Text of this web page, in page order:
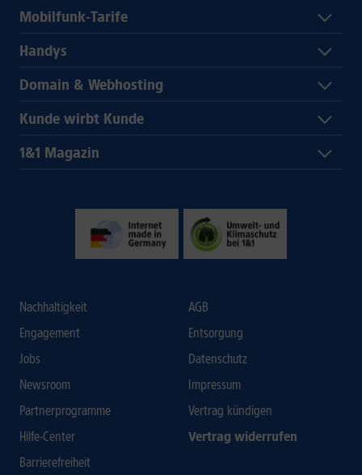
Mobilfunk-Tarife
Handys
Domain & Webhosting
Kunde wirbt Kunde
1&1 Magazin
Nachhaltigkeit
Engagement
Jobs
Newsroom
Partnerprogramme
Hilfe-Center
Barrierefreiheit
AGB
Entsorgung
Datenschutz
Impressum
Vertrag kündigen
Vertrag widerrufen